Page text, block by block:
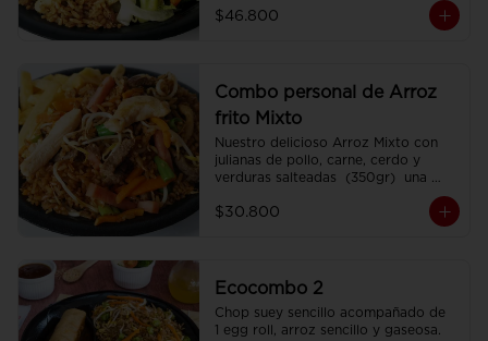
200 gr , 2 Egg Roll  y 2 Coca Colas
Pet 400 ml.
$46.800
Combo personal de Arroz
frito Mixto
Nuestro delicioso Arroz Mixto con
julianas de pollo, carne, cerdo y
verduras salteadas  (350gr)  una
CocaCola pet 250ml.
$30.800
Ecocombo 2
Chop suey sencillo acompañado de
1 egg roll, arroz sencillo y gaseosa.